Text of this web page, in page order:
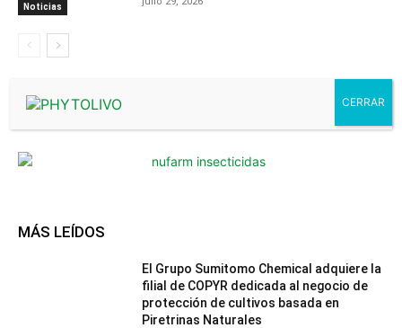
Noticias
MÁS LEÍDOS
El Grupo Sumitomo Chemical adquiere la
filial de COPYR dedicada al negocio de
protección de cultivos basada en
Piretrinas Naturales